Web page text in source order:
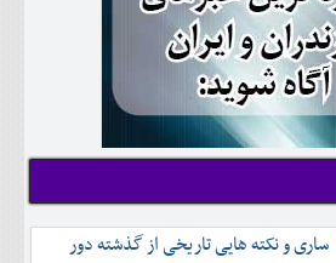
ساری و نکته هایی تاریخی از گذشته دور